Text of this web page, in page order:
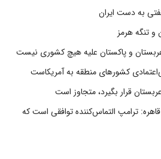
و تنگه هرمز
عربستان و پاکستان علیه هیچ کشوری نیست
کشورهای منطقه به آمریکاست
قرار بگیرد، متجاوز است
ترامپ التماس‌کننده توافقی است که